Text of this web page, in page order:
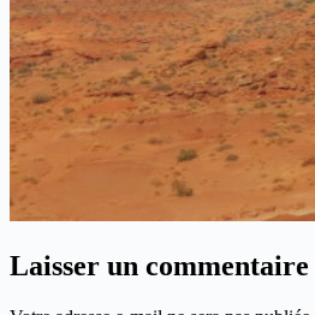
Laisser un commentaire